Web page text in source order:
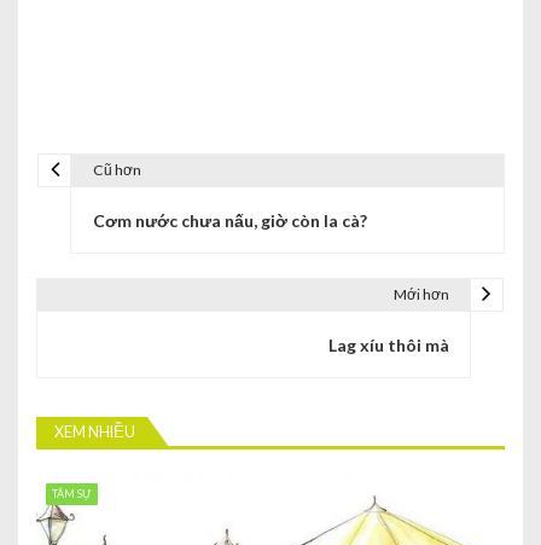
Cũ hơn
Cơm nước chưa nấu, giờ còn la cà?
Mới hơn
Lag xíu thôi mà
XEM NHIỀU
TÂM SỰ